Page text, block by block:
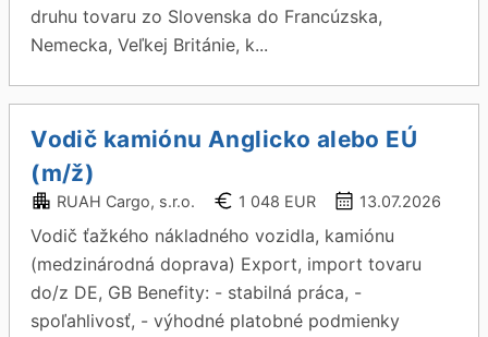
druhu tovaru zo Slovenska do Francúzska,
Nemecka, Veľkej Británie, k...
Vodič kamiónu Anglicko alebo EÚ
(m/ž)
RUAH Cargo, s.r.o. 1 048 EUR 13.07.2026
Vodič ťažkého nákladného vozidla, kamiónu
(medzinárodná doprava) Export, import tovaru
do/z DE, GB Benefity: - stabilná práca, -
spoľahlivosť, - výhodné platobné podmienky